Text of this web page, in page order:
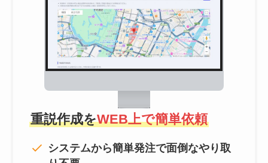
重説作成をWEB上で簡単依頼
システムから簡単発注で面倒なやり取